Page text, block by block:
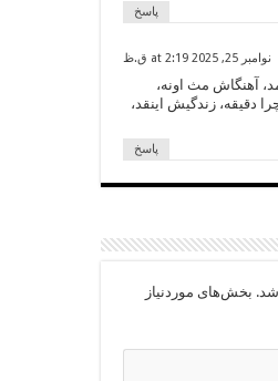
پاسخ
نوامبر 25, 2025 at 2:19 ق.ظ
آهنگاش مث اونه،
دقیقه، زندگیش اینقد،
پاسخ
بخش‌های موردنیاز